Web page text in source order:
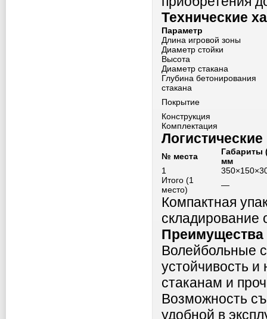
Технические
Параметр
Длина игровой зоны
Диаметр стойки
Высота
Диаметр стакана
Глубина бетонирования
стакана
Покрытие
Конструкция
Комплектация
№ места
Габариты
мм
1
Итого (1
место)
—
Компактная
складирование
Преимущества
Волейбольные
устойчивость
стаканам и
Возможность
удобной в